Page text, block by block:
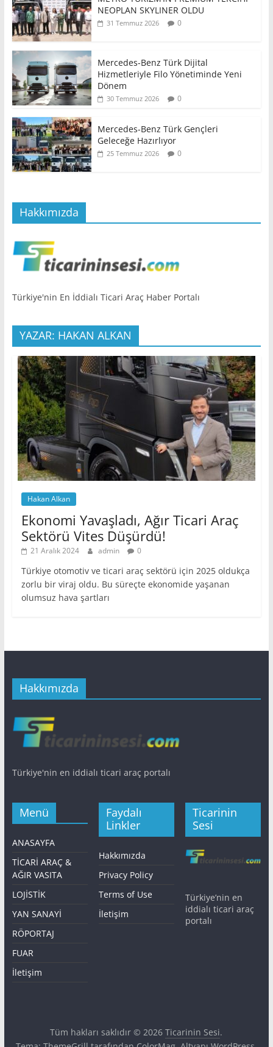
NEOPLAN SKYLINER OLDU
31 Temmuz 2026 0
Mercedes-Benz Türk Dijital
Hizmetleriyle Filo Yönetiminde Yeni
Dönem
30 Temmuz 2026 0
Mercedes-Benz Türk Gençleri
Geleceğe Hazırlıyor
25 Temmuz 2026 0
Hakkımızda
Türkiye'nin En İddialı Ticari Araç Haber Portalı
YAZAR: HAKAN ALKAN
Hakan Alkan
Ekonomi Yavaşladı, Ağır Ticari Araç
Sektörü Vites Düşürdü!
21 Aralık 2024 admin 0
Türkiye otomotiv ve ticari araç sektörü için 2025 oldukça
zorlu bir viraj oldu. Bu süreçte ekonomide yaşanan
olumsuz hava şartları
Hakkımızda
Türkiye'nin en iddialı ticari araç portalı
Menü
ANASAYFA
TİCARİ ARAÇ &
AĞIR VASITA
LOJİSTİK
YAN SANAYİ
RÖPORTAJ
FUAR
İletişim
Faydalı
Linkler
Hakkımızda
Privacy Policy
Terms of Use
İletişim
Ticarinin
Sesi
Türkiye’nin en
iddialı ticari araç
portalı
Tüm hakları saklıdır © 2026Ticarinin Sesi.